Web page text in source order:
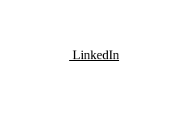
LinkedIn